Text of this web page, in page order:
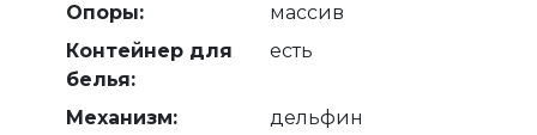
Опоры:
массив
Контейнер для
белья:
есть
Механизм:
дельфин